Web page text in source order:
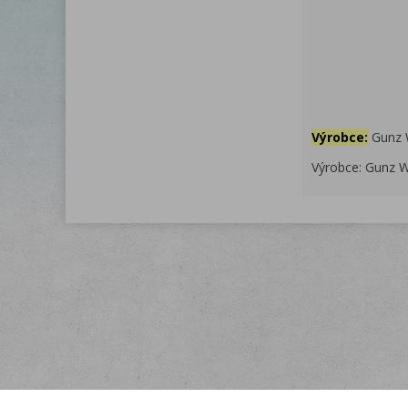
Tuky
Sůl
Výrobce: Gunz
Výrobce: Gunz